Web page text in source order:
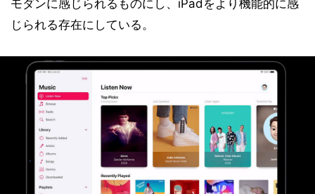
モダンに感じられるものにし、iPadをより機能的に感
じられる存在にしている。